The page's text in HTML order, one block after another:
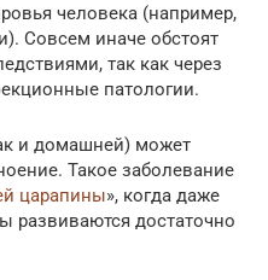
человека (например,
Совсем иначе обстоят
так как через
патологии.
и домашней) может
Такое заболевание
царапины», когда даже
развиваются достаточно